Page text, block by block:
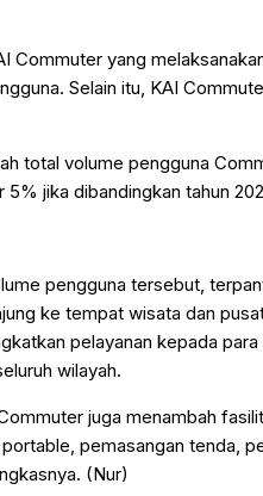
Commuter yang
Selain itu, KAI
total volume pengguna
jika dibandingkan tahun
pengguna tersebut,
ke tempat wisata dan
pelayanan kepada
wilayah.
juga menambah
pemasangan tenda,
(Nur)